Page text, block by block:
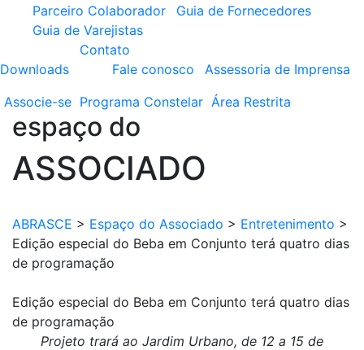
Parceiro Colaborador
Guia de Fornecedores
Guia de Varejistas
Downloads
Contato
Fale conosco
Assessoria de Imprensa
Associe-se Programa Constelar Área Restrita
espaço do
ASSOCIADO
ABRASCE > Espaço do Associado > Entretenimento >
Edição especial do Beba em Conjunto terá quatro dias
de programação
Edição especial do Beba em Conjunto terá quatro dias
de programação
Projeto trará ao Jardim Urbano, de 12 a 15 de